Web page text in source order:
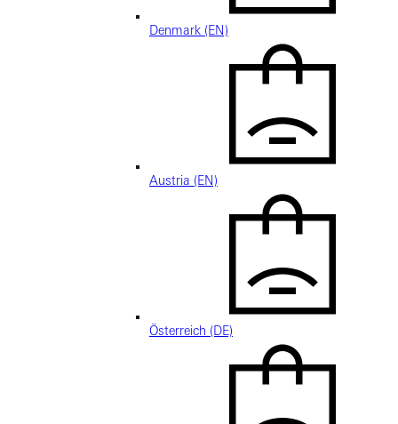
Denmark (EN)
Austria (EN)
Österreich (DE)